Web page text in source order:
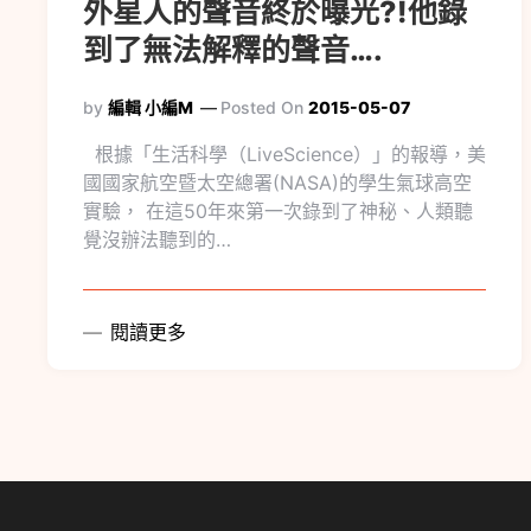
到了無法解釋的聲音….
編輯 小編M
根據「生活科學（LiveScience）」的報導，美
國國家航空暨太空總署(NASA)的學生氣球高空
實驗， 在這50年來第一次錄到了神秘、人類聽
覺沒辦法聽到的…
閱讀更多